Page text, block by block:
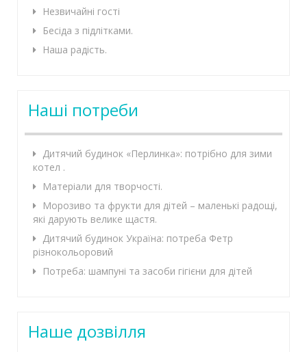
Незвичайні гості
Бесіда з підлітками.
Наша радість.
Наші потреби
Дитячий будинок «Перлинка»: потрібно для зими
котел .
Матеріали для творчості.
Морозиво та фрукти для дітей – маленькі радощі,
які дарують велике щастя.
Дитячий будинок Україна: потреба Фетр
різнокольоровий
Потреба: шампуні та засоби гігієни для дітей
Наше дозвілля